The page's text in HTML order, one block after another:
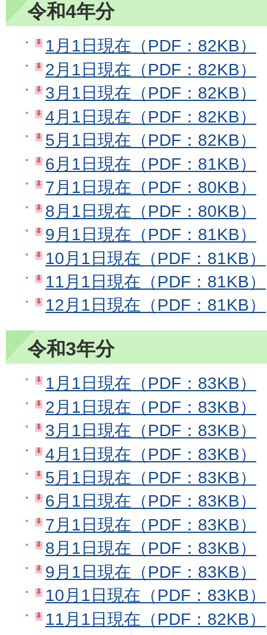
令和4年分
1月1日現在（PDF：82KB）
2月1日現在（PDF：82KB）
3月1日現在（PDF：82KB）
4月1日現在（PDF：82KB）
5月1日現在（PDF：82KB）
6月1日現在（PDF：81KB）
7月1日現在（PDF：80KB）
8月1日現在（PDF：80KB）
9月1日現在（PDF：81KB）
10月1日現在（PDF：81KB）
11月1日現在（PDF：81KB）
12月1日現在（PDF：81KB）
令和3年分
1月1日現在（PDF：83KB）
2月1日現在（PDF：83KB）
3月1日現在（PDF：83KB）
4月1日現在（PDF：83KB）
5月1日現在（PDF：83KB）
6月1日現在（PDF：83KB）
7月1日現在（PDF：83KB）
8月1日現在（PDF：83KB）
9月1日現在（PDF：83KB）
10月1日現在（PDF：83KB）
11月1日現在（PDF：82KB）